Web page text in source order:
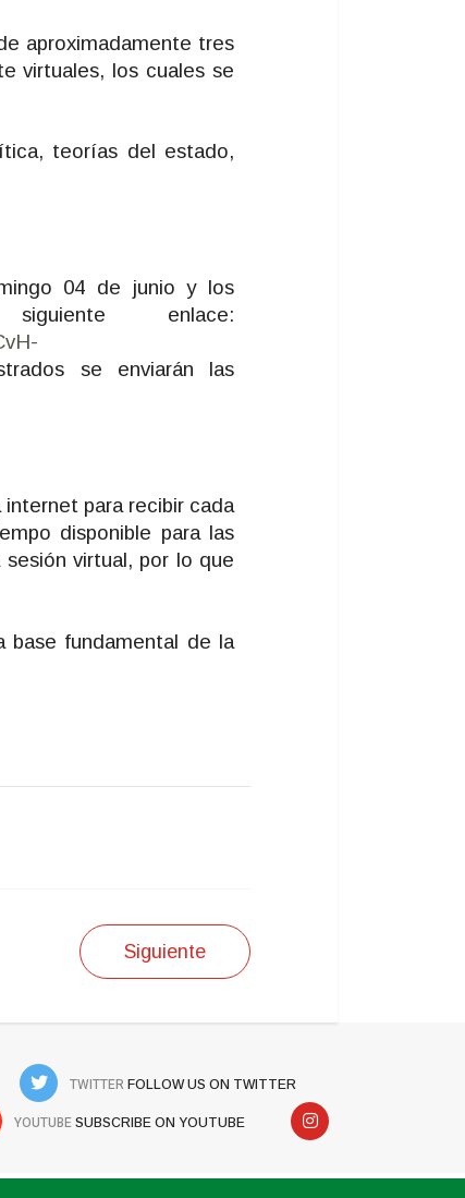
aproximadamente tres
virtuales, los cuales se
teorías del estado,
04 de junio y los
enlace:
se enviarán las
para recibir cada
disponible para las
virtual, por lo que
base fundamental de la
Siguiente
TWITTER FOLLOW US ON TWITTER
YOUTUBE SUBSCRIBE ON YOUTUBE